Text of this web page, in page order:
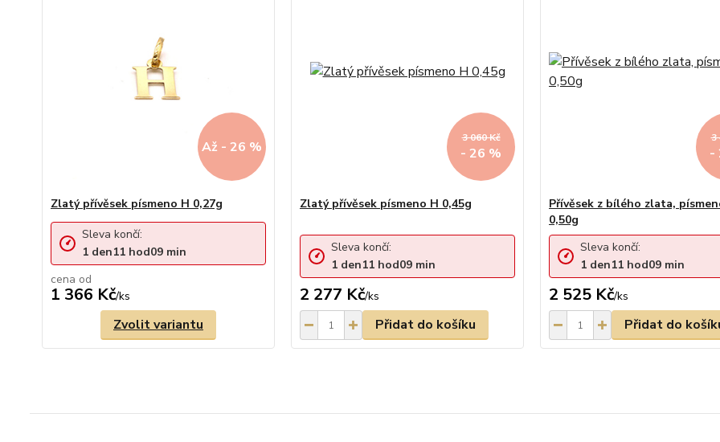
Až - 26 %
Zlatý přívěsek písmeno H 0,27g
cena od
1 366 Kč/ks
Sleva končí:
1 den11 hod09 min
Zvolit variantu
3 060 Kč
- 26 %
Zlatý přívěsek písmeno H 0,45g
2 277 Kč/ks
Sleva končí:
1 den11 hod09 min
Přidat do košíku
3
-
Přívěsek z bílého zlata,
0,50g
2 525 Kč/ks
Sleva končí:
1 den11 hod09 min
Přidat do